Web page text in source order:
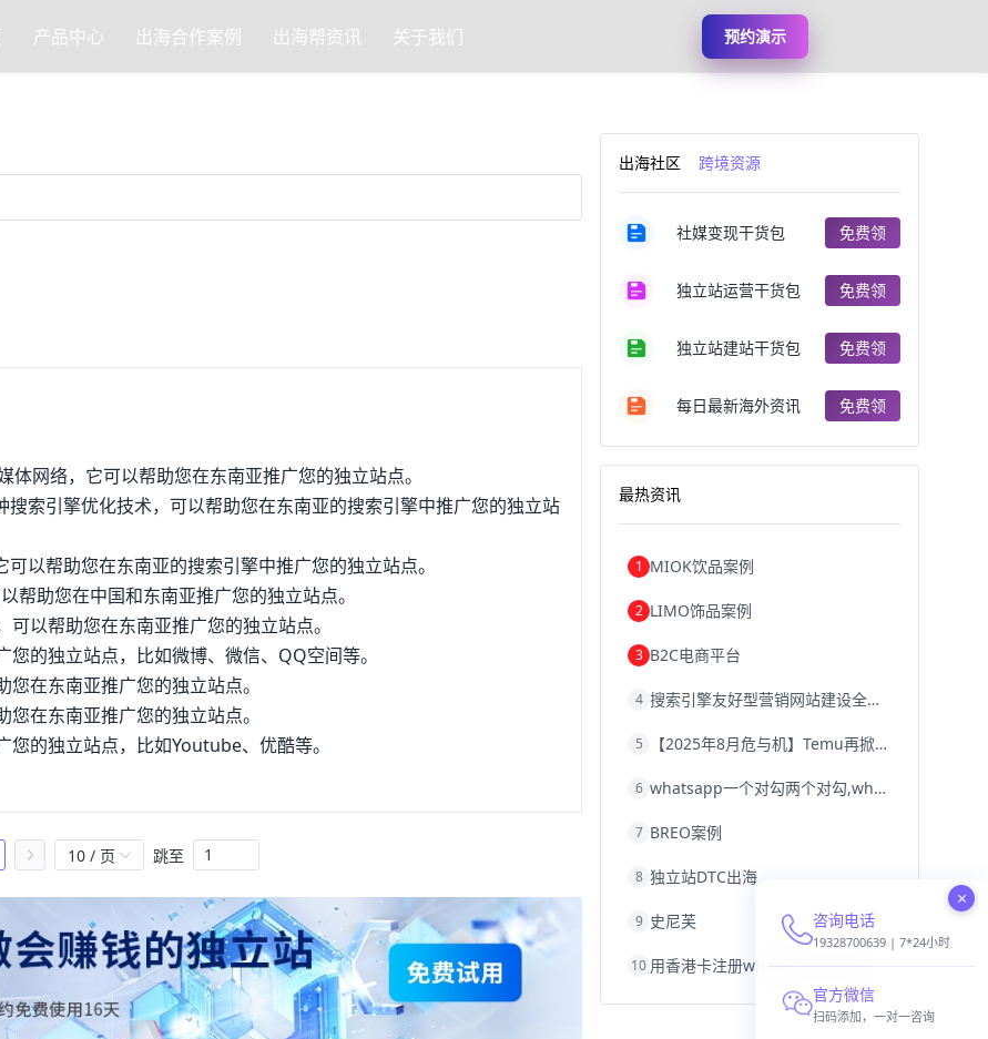
产品中心 出海合作案例 出海帮资讯 关于我们 预约演示
网络，它可以帮助您在东南亚推广您的独立站点。
索引擎优化技术，可以帮助您在东南亚的搜索引擎中推广您的独立站
以帮助您在东南亚的搜索引擎中推广您的独立站点。
助您在中国和东南亚推广您的独立站点。
以帮助您在东南亚推广您的独立站点。
的独立站点，比如微博、微信、QQ空间等。
在东南亚推广您的独立站点。
在东南亚推广您的独立站点。
的独立站点，比如Youtube、优酷等。
10 / 页 跳至
出海社区 跨境资源
社媒变现干货包 免费领
独立站运营干货包 免费领
独立站建站干货包 免费领
每日最新海外资讯 免费领
最热资讯
1 MIOK饮品案例
2 LIMO饰品案例
3 B2C电商平台
4 搜索引擎友好型营销网站建设全攻略
5 【2025年8月危与机】Temu再掀封店风暴，独立站才是跨境卖家的避险通道
6 whatsapp一个对勾两个对勾,whatsapp对勾代表什么意思
7 BREO案例
8 独立站DTC出海
9 史尼芙
10 用香港卡注册whatsapp,香港卡不能注册whatsapp
×
咨询电话
19328700639 | 7*24小时
官方微信
扫码添加，一对一咨询